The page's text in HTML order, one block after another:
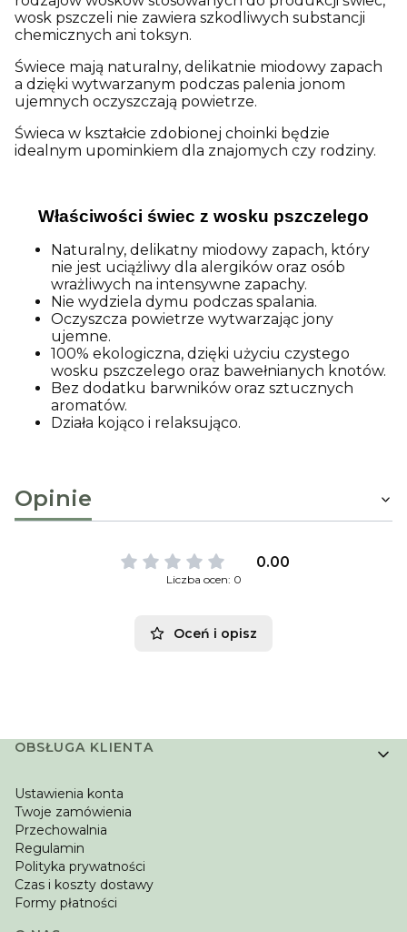
wosk pszczeli nie zawiera szkodliwych substancji
chemicznych ani toksyn.
Świece mają naturalny, delikatnie miodowy zapach
a dzięki wytwarzanym podczas palenia jonom
ujemnych oczyszczają powietrze.
Świeca w kształcie zdobionej choinki będzie
idealnym upominkiem dla znajomych czy rodziny.
Właściwości świec z wosku pszczelego
Naturalny, delikatny miodowy zapach, który
nie jest uciążliwy dla alergików oraz osób
wrażliwych na intensywne zapachy.
Nie wydziela dymu podczas spalania.
Oczyszcza powietrze wytwarzając jony
ujemne.
100% ekologiczna, dzięki użyciu czystego
wosku pszczelego oraz bawełnianych knotów.
Bez dodatku barwników oraz sztucznych
aromatów.
Działa kojąco i relaksująco.
Opinie
0.00
Liczba ocen: 0
Oceń i opisz
Linki w stopce
OBSŁUGA KLIENTA
Ustawienia konta
Twoje zamówienia
Przechowalnia
Regulamin
Polityka prywatności
Czas i koszty dostawy
Formy płatności